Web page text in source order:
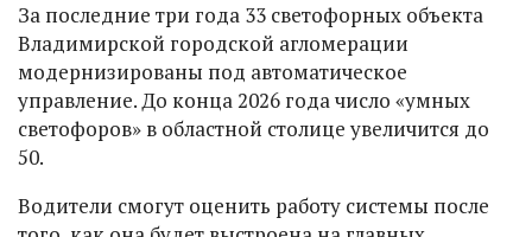
За последние три года 33 светофорных объекта
Владимирской городской агломерации
модернизированы под автоматическое
управление. До конца 2026 года число «умных
светофоров» в областной столице увеличится до
50.
Водители смогут оценить работу системы после